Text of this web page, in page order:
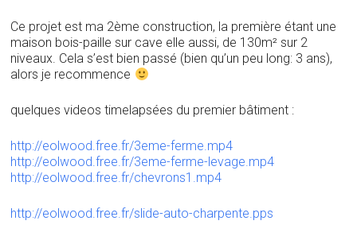
Ce projet est ma 2ème construction, la première étant une
maison bois-paille sur cave elle aussi, de 130m² sur 2
niveaux. Cela s’est bien passé (bien qu’un peu long: 3 ans),
alors je recommence
quelques videos timelapsées du premier bâtiment :
http://eolwood.free.fr/3eme-ferme.mp4
http://eolwood.free.fr/3eme-ferme-levage.mp4
http://eolwood.free.fr/chevrons1.mp4
http://eolwood.free.fr/slide-auto-charpente.pps